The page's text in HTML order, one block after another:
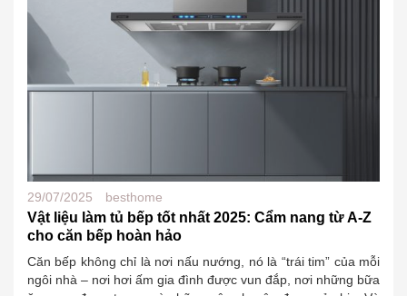
29/07/2025 besthome
Vật liệu làm tủ bếp tốt nhất 2025: Cẩm nang từ A-Z
cho căn bếp hoàn hảo
Căn bếp không chỉ là nơi nấu nướng, nó là “trái tim” của mỗi
ngôi nhà – nơi hơi ấm gia đình được vun đắp, nơi những bữa